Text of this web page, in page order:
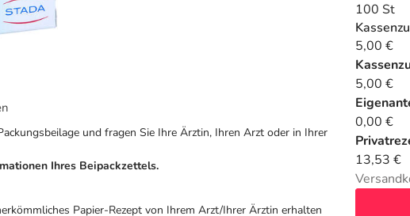
100 St
5,00 €
5,00 €
0,00 €
13,53 €
und fragen Sie Ihre Ärztin, Ihren Arzt oder in Ihrer
Ihres Beipackzettels.
Papier-Rezept von Ihrem Arzt/Ihrer Ärztin erhalten